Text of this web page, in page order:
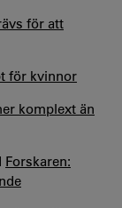
för att
för kvinnor
komplext än
Forskaren: